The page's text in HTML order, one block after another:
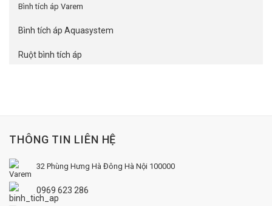
Bình tích áp Varem
Bình tích áp Aquasystem
Ruột bình tích áp
THÔNG TIN LIÊN HỆ
32 Phùng Hưng Hà Đông Hà Nội 100000
0969 623 286